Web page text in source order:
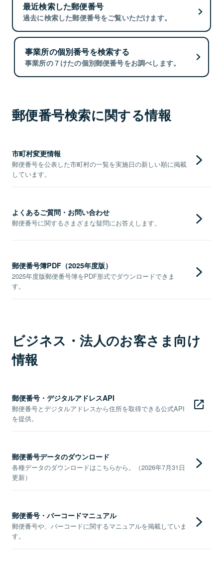
最近検索した郵便番号
過去に検索した郵便番号をご覧いただけます。
事業所の個別番号を検索する
事業所の７けたの個別郵便番号をお調べします。
郵便番号検索に関する情報
市町村変更情報
郵便番号を公表した市町村の一覧を実施日の新しい順に掲載
しています。
よくあるご質問・お問い合わせ
郵便番号に関するさまざまな疑問にお答えします。
郵便番号簿PDF（2025年度版）
2025年度版郵便番号簿をPDF形式でダウンロードできま
す。
ビジネス・法人のお客さま向け
情報
郵便番号・デジタルアドレスAPI
郵便番号とデジタルアドレスから住所を取得できる公式API
を提供。
郵便番号データのダウンロード
各種データのダウンロードはこちらから。（2026年7月31日
更新）
郵便番号・バーコードマニュアル
郵便番号や、バーコードに関するマニュアルを掲載していま
す。